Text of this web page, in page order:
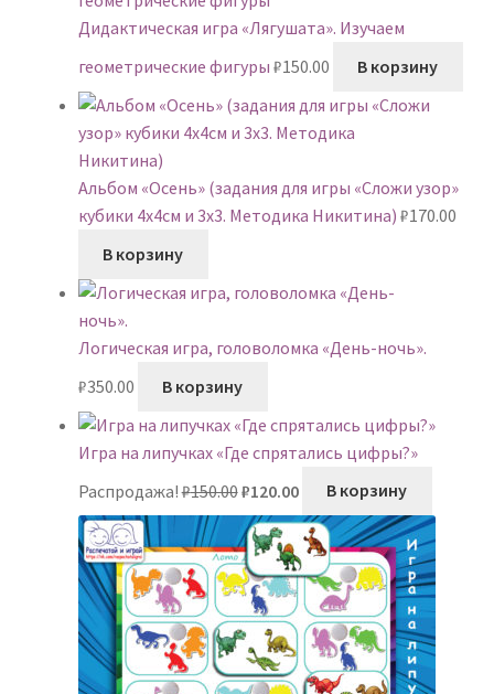
Дидактическая игра «Лягушата». Изучаем
геометрические фигуры ₽150.00 В корзину
Альбом «Осень» (задания для игры «Сложи узор»
кубики 4х4см и 3х3. Методика Никитина) ₽170.00
В корзину
Логическая игра, головоломка «День-ночь».
₽350.00 В корзину
Игра на липучках «Где спрятались цифры?»
Распродажа!₽150.00
составляла
₽150.00.
₽120.00
₽120.00.
В корзину